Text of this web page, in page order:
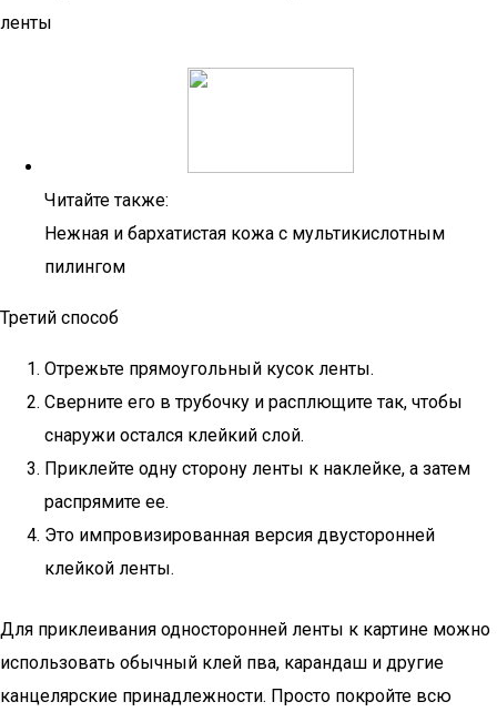
Читайте также:
Нежная и бархатистая кожа с мультикислотным
пилингом
Третий способ
Отрежьте прямоугольный кусок ленты.
Сверните его в трубочку и расплющите так, чтобы
снаружи остался клейкий слой.
Приклейте одну сторону ленты к наклейке, а затем
распрямите ее.
Это импровизированная версия двусторонней
клейкой ленты.
Для приклеивания односторонней ленты к картине можно
использовать обычный клей пва, карандаш и другие
канцелярские принадлежности. Просто покройте всю